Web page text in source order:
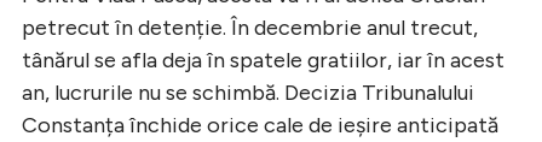
petrecut în detenție. În decembrie anul trecut,
tânărul se afla deja în spatele gratiilor, iar în acest
an, lucrurile nu se schimbă. Decizia Tribunalului
Constanța închide orice cale de ieșire anticipată